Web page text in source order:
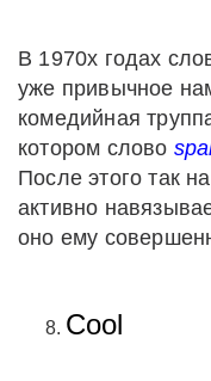
В 1970х годах
уже привычное
комедийная
котором слово
После этого так
активно
оно ему
Cool